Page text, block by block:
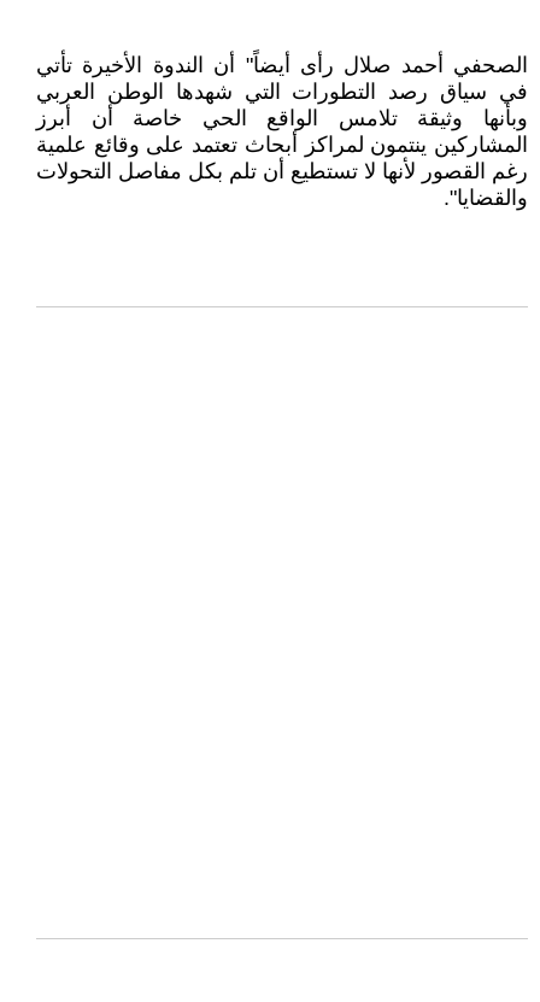
الصحفي أحمد صلال رأى أيضاً" أن الندوة الأخيرة تأتي
في سياق رصد التطورات التي شهدها الوطن العربي
وبأنها وثيقة تلامس الواقع الحي خاصة أن أبرز
المشاركين ينتمون لمراكز أبحاث تعتمد على وقائع علمية
رغم القصور لأنها لا تستطيع أن تلم بكل مفاصل التحولات
والقضايا".